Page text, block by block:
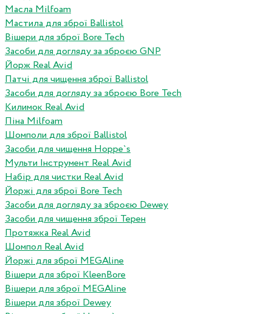
Масла Milfoam
Мастила для зброї Ballistol
Вішери для зброї Bore Tech
Засоби для догляду за зброєю GNP
Йорж Real Avid
Патчі для чищення зброї Ballistol
Засоби для догляду за зброєю Bore Tech
Килимок Real Avid
Піна Milfoam
Шомполи для зброї Ballistol
Засоби для чищення Hoppe`s
Мульти Інструмент Real Avid
Набір для чистки Real Avid
Йоржі для зброї Bore Tech
Засоби для догляду за зброєю Dewey
Засоби для чищення зброї Терен
Протяжка Real Avid
Шомпол Real Avid
Йоржі для зброї MEGAline
Вішери для зброї KleenBore
Вішери для зброї MEGAline
Вішери для зброї Dewey